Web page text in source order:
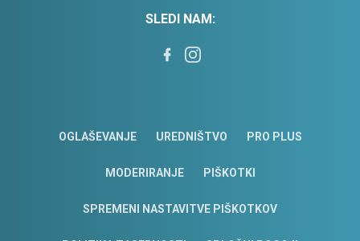
SLEDI NAM:
OGLAŠEVANJE UREDNIŠTVO PRO PLUS
MODERIRANJE PIŠKOTKI
SPREMENI NASTAVITVE PIŠKOTKOV